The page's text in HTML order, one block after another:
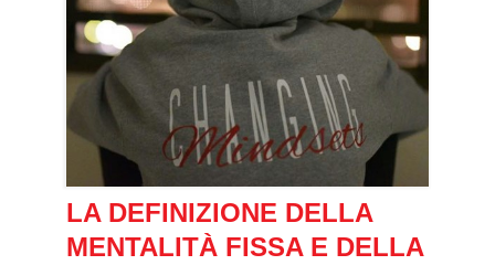
LA DEFINIZIONE DELLA
MENTALITÀ FISSA E DELLA